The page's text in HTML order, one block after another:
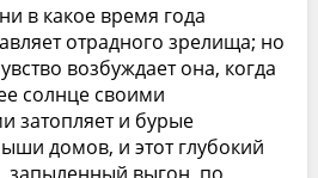
в какое время года
отрадного зрелища; но
возбуждает она, когда
солнце своими
затопляет и бурые
домов, и этот глубокий